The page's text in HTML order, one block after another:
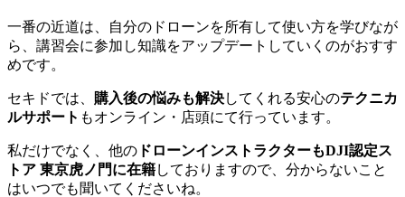
一番の近道は、自分のドローンを所有して使い方を学びなが
ら、講習会に参加し知識をアップデートしていくのがおすす
めです。
セキドでは、 購入後の悩みも解決してくれる安心のテクニカ
ルサポート もオンライン・店頭にて行っています。
私だけでなく、他の ドローンインストラクターもDJI認定ス
トア 東京虎ノ門に在籍しておりますので、分からないこと
はいつでも聞いてくださいね。